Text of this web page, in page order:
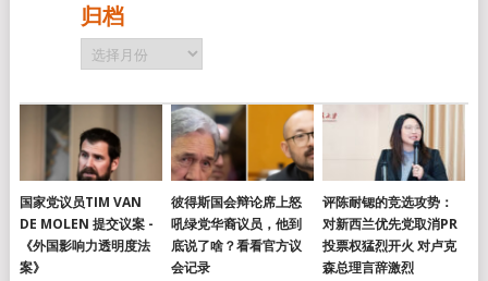
归档
归
档
国家党议员TIM VAN
DE MOLEN 提交议案 -
《外国影响力透明度法
案》
彼得斯国会辩论席上怒
吼绿党华裔议员，他到
底说了啥？看看官方议
会记录
评陈耐锶的竞选攻势：
对新西兰优先党取消PR
投票权猛烈开火 对卢克
森总理言辞激烈